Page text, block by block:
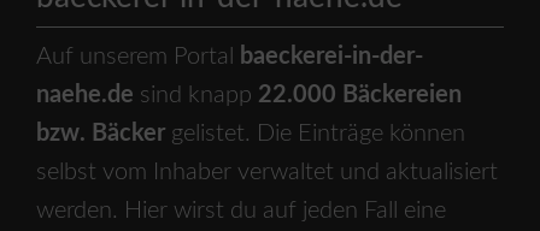
Auf unserem Portal
baeckerei-in-der-
naehe.de sind knapp 22.000 Bäckereien
bzw. Bäcker gelistet. Die Einträge können
selbst vom Inhaber verwaltet und aktualisiert
werden. Hier wirst du auf jeden Fall eine